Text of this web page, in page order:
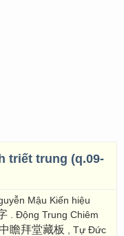
triết trung (q.09-
Mậu Kiến hiệu
. Động Trung Chiêm
瞻拜堂藏板
, Tự Đức